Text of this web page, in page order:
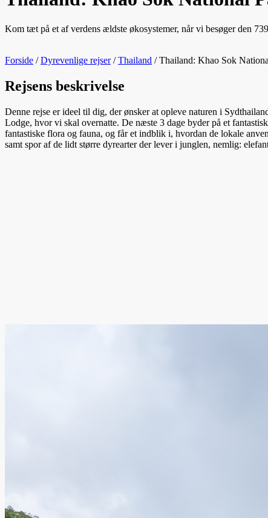
Kom tæt på et af verdens ældste økosystemer, når vi besøger den
Forside /Dyrevenlige rejser/Thailand /Thailand: Khao Sok
Rejsens beskrivelse
Denne rejse er ideel til dig, der ønsker at opleve naturen i
Lodge, hvor vi skal overnatte. De næste 3 dage byder på et
fantastiske flora og fauna, og får et indblik i, hvordan de lokale
samt spor af de lidt større dyrearter der lever i junglen, nemlig: